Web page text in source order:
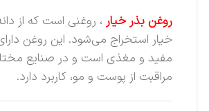
روغن بذر خیار ، روغنی است که از
خیار استخراج می‌شود. این روغن
مفید و مغذی است و در صنایع
مراقبت از پوست و مو، کاربرد دارد.